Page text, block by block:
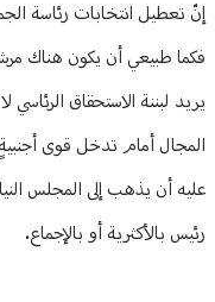
إنّ تعطيل انتخابات رئاسة
فكما طبيعي أن يكون هناك
يريد لبننة الاستحقاق
المجال أمام تدخل قوى
عليه أن يذهب إلى المجلس
رئيس بالأكثرية أو بالإجماع.